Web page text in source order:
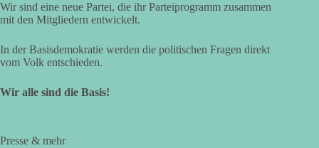
Wir sind eine neue Partei, die ihr Parteiprogramm zusammen
mit den Mitgliedern entwickelt.
In der Basisdemokratie werden die politischen Fragen direkt
vom Volk entschieden.
Wir alle sind die Basis!
Presse & mehr